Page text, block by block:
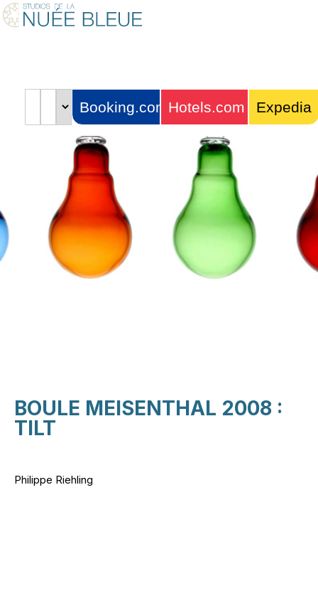
BOULE MEISENTHAL 2008 :
TILT
Philippe Riehling